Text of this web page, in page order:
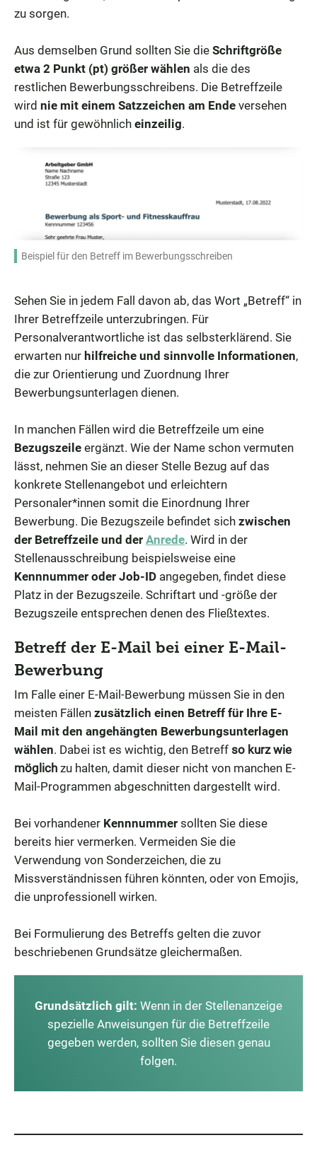
zu sorgen.
Aus demselben Grund sollten Sie die Schriftgröße
etwa 2 Punkt (pt) größer wählen als die des
restlichen Bewerbungsschreibens. Die Betreffzeile
wird nie mit einem Satzzeichen am Ende versehen
und ist für gewöhnlich einzeilig.
Beispiel für den Betreff im Bewerbungsschreiben
Sehen Sie in jedem Fall davon ab, das Wort „Betreff“ in
Ihrer Betreffzeile unterzubringen. Für
Personalverantwortliche ist das selbsterklärend. Sie
erwarten nur hilfreiche und sinnvolle Informationen,
die zur Orientierung und Zuordnung Ihrer
Bewerbungsunterlagen dienen.
In manchen Fällen wird die Betreffzeile um eine
Bezugszeile ergänzt. Wie der Name schon vermuten
lässt, nehmen Sie an dieser Stelle Bezug auf das
konkrete Stellenangebot und erleichtern
Personaler*innen somit die Einordnung Ihrer
Bewerbung. Die Bezugszeile befindet sich zwischen
der Betreffzeile und der Anrede. Wird in der
Stellenausschreibung beispielsweise eine
Kennnummer oder Job-ID angegeben, findet diese
Platz in der Bezugszeile. Schriftart und -größe der
Bezugszeile entsprechen denen des Fließtextes.
Betreff der E-Mail bei einer E-Mail-
Bewerbung
Im Falle einer E-Mail-Bewerbung müssen Sie in den
meisten Fällen zusätzlich einen Betreff für Ihre E-
Mail mit den angehängten Bewerbungsunterlagen
wählen. Dabei ist es wichtig, den Betreff so kurz wie
möglich zu halten, damit dieser nicht von manchen E-
Mail-Programmen abgeschnitten dargestellt wird.
Bei vorhandener Kennnummer sollten Sie diese
bereits hier vermerken. Vermeiden Sie die
Verwendung von Sonderzeichen, die zu
Missverständnissen führen könnten, oder von Emojis,
die unprofessionell wirken.
Bei Formulierung des Betreffs gelten die zuvor
beschriebenen Grundsätze gleichermaßen.
Grundsätzlich gilt: Wenn in der Stellenanzeige
spezielle Anweisungen für die Betreffzeile
gegeben werden, sollten Sie diesen genau
folgen.